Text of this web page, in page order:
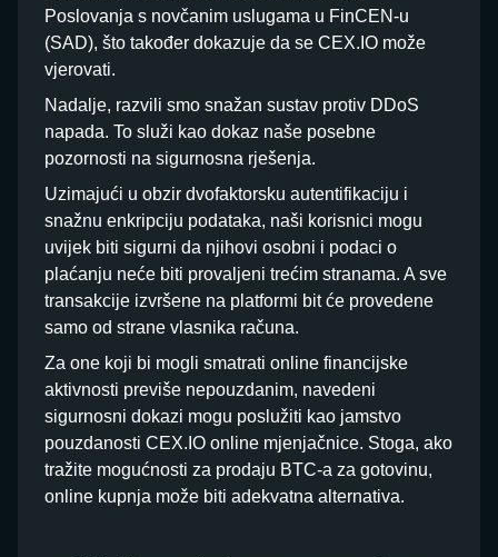
Poslovanja s novčanim uslugama u FinCEN-u
(SAD), što također dokazuje da se CEX.IO može
vjerovati.
Nadalje, razvili smo snažan sustav protiv DDoS
napada. To služi kao dokaz naše posebne
pozornosti na sigurnosna rješenja.
Uzimajući u obzir dvofaktorsku autentifikaciju i
snažnu enkripciju podataka, naši korisnici mogu
uvijek biti sigurni da njihovi osobni i podaci o
plaćanju neće biti provaljeni trećim stranama. A sve
transakcije izvršene na platformi bit će provedene
samo od strane vlasnika računa.
Za one koji bi mogli smatrati online financijske
aktivnosti previše nepouzdanim, navedeni
sigurnosni dokazi mogu poslužiti kao jamstvo
pouzdanosti CEX.IO online mjenjačnice. Stoga, ako
tražite mogućnosti za prodaju BTC-a za gotovinu,
online kupnja može biti adekvatna alternativa.